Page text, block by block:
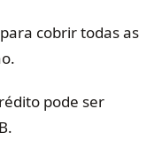
cobrir todas as
pode ser